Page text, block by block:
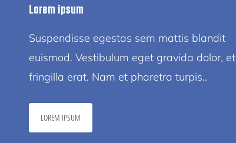
Lorem ipsum
Suspendisse egestas sem mattis blandit
euismod. Vestibulum eget gravida dolor, et
fringilla erat. Nam et pharetra turpis..
LOREM IPSUM